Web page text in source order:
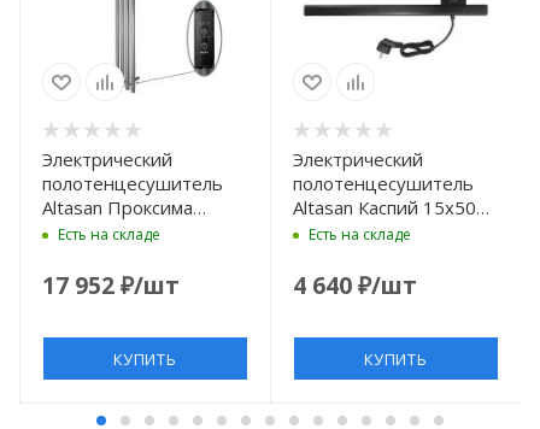
Электрический
полотенцесушитель
Altasan Проксима
115х21
цвет Графит
Есть на складе
17 952₽/шт
КУПИТЬ
Электрический
полотенцесушитель
Altasan Каспий 15x50
КаспийПрофСП5015Ч
Есть на складе
4 640₽/шт
КУПИТЬ